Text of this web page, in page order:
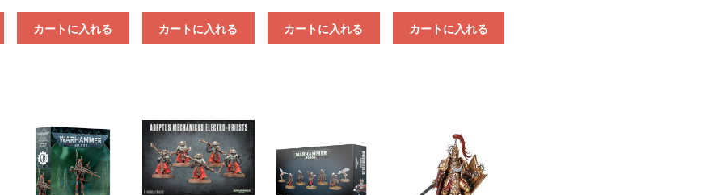
カートに入れる カートに入れる カートに入れる カートに入れる